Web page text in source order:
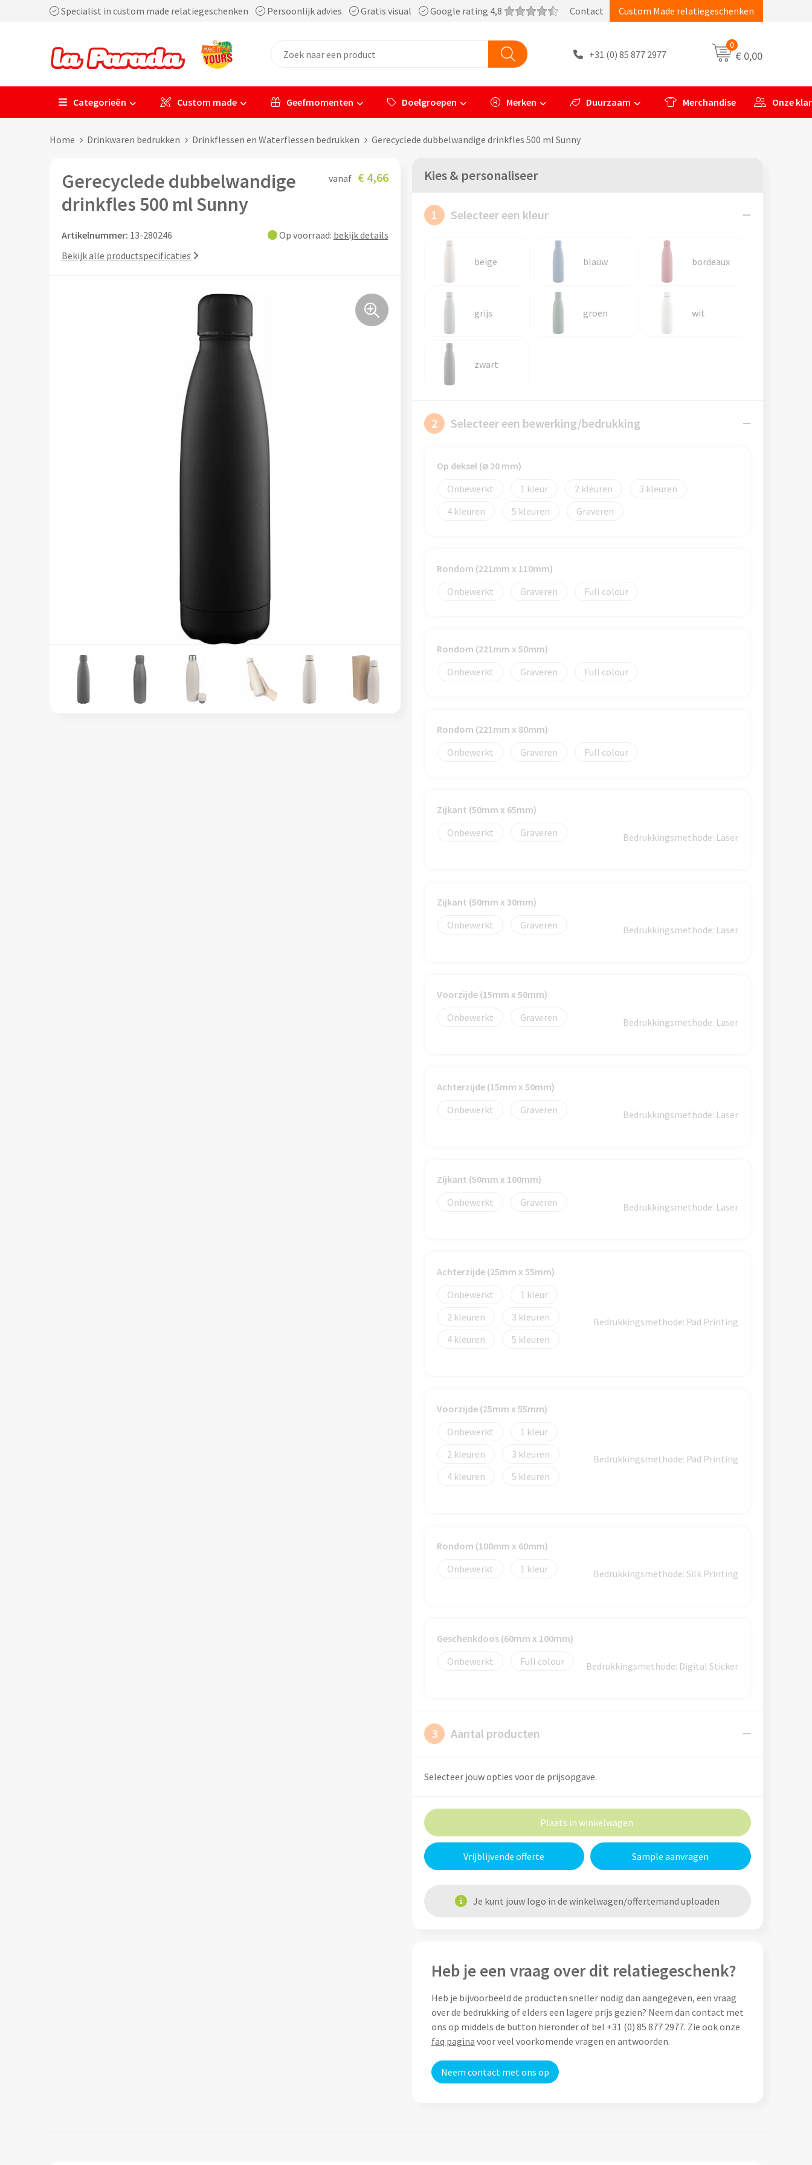
Specialist in custom made relatiegeschenken Persoonlijk advies Gratis visual Google rating 4,8 Contact Custom Made relatiegeschenken
+31 (0) 85 877 2977
0
€ 0,00
Categorieën Custom made Geefmomenten Doelgroepen Merken Duurzaam Merchandise Onze
Home Drinkwaren bedrukken Drinkflessen en Waterflessen bedrukken Gerecyclede dubbelwandige drinkfles 500 ml Sunny
Gerecyclede dubbelwandige
drinkfles 500 ml Sunny
vanaf € 4,66
Artikelnummer: 13-280246 Op voorraad: bekijk details
Bekijk alle productspecificaties
Kies & personaliseer
1 Selecteer een kleur
beige blauw bordeaux
grijs groen wit
zwart
2 Selecteer een bewerking/bedrukking
Op deksel (⌀ 20 mm)
Onbewerkt
1 2
3
4
5 Graveren
Rondom (221mm x 110mm)
Onbewerkt
Graveren Full colour
Rondom (221mm x 50mm)
Onbewerkt
Graveren Full colour
Rondom (221mm x 80mm)
Onbewerkt
Graveren Full colour
Zijkant (50mm x 65mm)
Onbewerkt
Graveren Bedrukkingsmethode: Laser
Zijkant (50mm x 30mm)
Onbewerkt
Graveren Bedrukkingsmethode: Laser
Voorzijde (15mm x 50mm)
Onbewerkt
Graveren Bedrukkingsmethode: Laser
Achterzijde (15mm x 50mm)
Onbewerkt
Graveren Bedrukkingsmethode: Laser
Zijkant (50mm x 100mm)
Onbewerkt
Graveren Bedrukkingsmethode: Laser
Achterzijde (25mm x 55mm)
Onbewerkt
1
2
3
4
5
Bedrukkingsmethode: Pad Printing
Voorzijde (25mm x 55mm)
Onbewerkt
1
2
3
4
5
Bedrukkingsmethode: Pad Printing
Rondom (100mm x 60mm)
Onbewerkt
1 Bedrukkingsmethode: Silk Printing
Geschenkdoos (60mm x 100mm)
Onbewerkt
Full colour Bedrukkingsmethode: Digital Sticker
3 Aantal producten
Selecteer jouw opties voor de prijsopgave.
Plaats in winkelwagen
Vrijblijvende offerte Sample aanvragen
Je kunt jouw logo in de winkelwagen/offertemand uploaden
Heb je een vraag over dit relatiegeschenk?
Heb je bijvoorbeeld de producten sneller nodig dan aangegeven, een vraag
over de bedrukking of elders een lagere prijs gezien? Neem dan contact met
ons op middels de button hieronder of bel +31 (0) 85 877 2977. Zie ook onze
faq pagina voor veel voorkomende vragen en antwoorden.
Neem contact met ons op